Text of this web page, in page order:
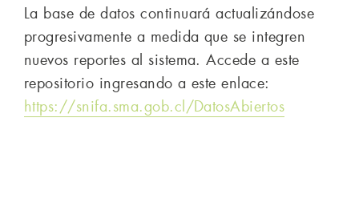
La base de datos continuará actualizándose
progresivamente a medida que se integren
nuevos reportes al sistema. Accede a este
repositorio ingresando a este enlace:
https://snifa.sma.gob.cl/DatosAbiertos